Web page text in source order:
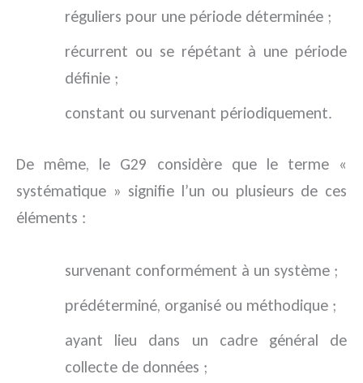
réguliers pour une période déterminée ;
récurrent ou se répétant à une période
définie ;
constant ou survenant périodiquement.
De même, le G29 considère que le terme «
systématique » signifie l’un ou plusieurs de ces
éléments :
survenant conformément à un système ;
prédéterminé, organisé ou méthodique ;
ayant lieu dans un cadre général de
collecte de données ;